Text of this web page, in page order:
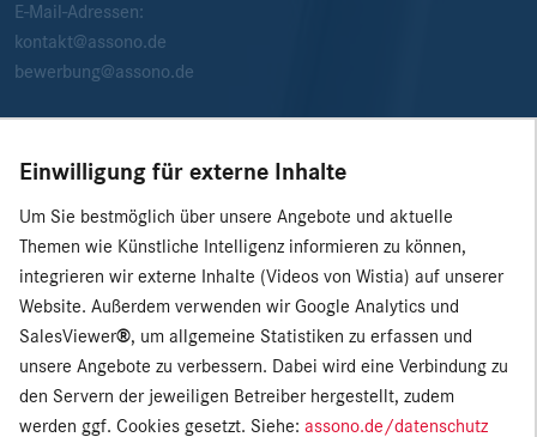
E-Mail-Adressen:
kontakt@assono.de
bewerbung@assono.de
Einwilligung für externe Inhalte
Um Sie bestmöglich über unsere Angebote und aktuelle
Themen wie Künstliche Intelligenz informieren zu können,
integrieren wir externe Inhalte (Videos von Wistia) auf unserer
Website. Außerdem verwenden wir Google Analytics und
SalesViewer®, um allgemeine Statistiken zu erfassen und
unsere Angebote zu verbessern. Dabei wird eine Verbindung zu
den Servern der jeweiligen Betreiber hergestellt, zudem
werden ggf. Cookies gesetzt. Siehe: assono.de/datenschutz